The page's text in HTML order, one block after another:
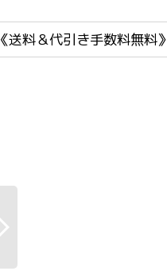
料＆代引き手数料無料》